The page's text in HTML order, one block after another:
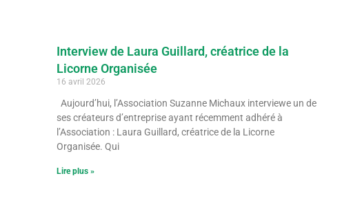
Interview de Laura Guillard, créatrice de la
Licorne Organisée
16 avril 2026
Aujourd’hui, l’Association Suzanne Michaux interviewe un de
ses créateurs d’entreprise ayant récemment adhéré à
l’Association : Laura Guillard, créatrice de la Licorne
Organisée. Qui
Lire plus »